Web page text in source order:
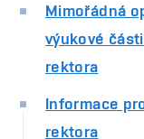
Mimořádná
výukové
rektora
Informace
rektora